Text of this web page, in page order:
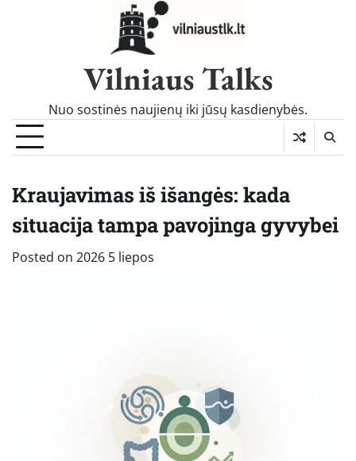
Vilniaus Talks
Nuo sostinės naujienų iki jūsų kasdienybės.
Kraujavimas iš išangės: kada
situacija tampa pavojinga gyvybei
Posted on 2026 5 liepos